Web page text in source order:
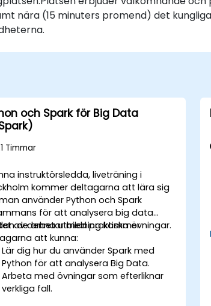
nära (15 minuters promend) det
och Spark för Big Data
Timmar
instruktörsledda, liveträning i
kommer deltagarna att lära sig
använder Python och Spark
för att analysera big data
de arbetar med praktiska övningar.
av denna utbildning kommer
att kunna:
Lär dig hur du använder Spark med
Python för att analysera Big Data.
Arbeta med övningar som efterliknar
verkliga fall.